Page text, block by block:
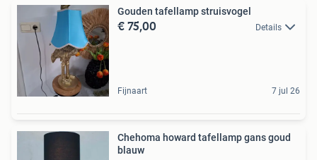
Gouden tafellamp struisvogel
€ 75,00 Details
Fijnaart 7 jul 26
Chehoma howard tafellamp gans goud
blauw